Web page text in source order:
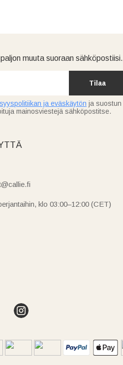
muuta suoraan sähköpostiisi.
Tilaa
ja eväskäytön ja suostun
mainosviestejä sähköpostitse.
klo 03:00–12:00 (CET)